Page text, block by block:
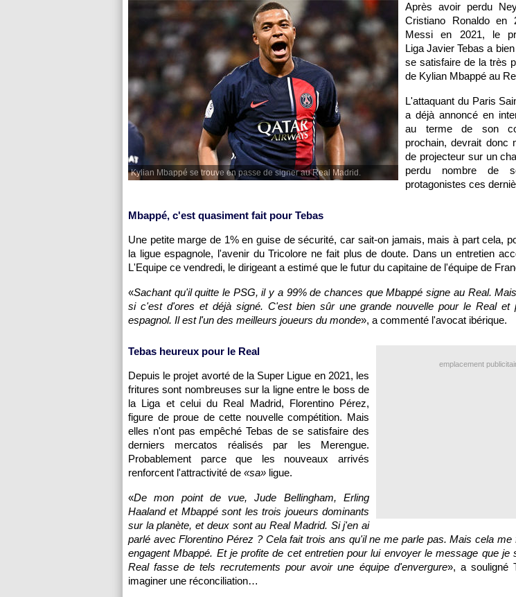
Kylian Mbappé se trouve en passe de signer au Real Madrid.
Après avoir perdu
Cristiano Ronaldo en
Messi en 2021, le
Liga Javier Tebas a
se satisfaire de la très
de Kylian Mbappé au
L'attaquant du Paris
a déjà annoncé en
au terme de son
prochain, devrait donc
de projecteur sur un
perdu nombre de
protagonistes ces
Mbappé, c'est quasiment fait pour Tebas
Une petite marge de 1% en guise de sécurité, car sait-on jamais, mais à part cela,
la ligue espagnole, l'avenir du Tricolore ne fait plus de doute. Dans un entretien
L'Equipe ce vendredi, le dirigeant a estimé que le futur du capitaine de l'équipe de
«Sachant qu'il quitte le PSG, il y a 99% de chances que Mbappé signe au Real.
si c'est d'ores et déjà signé. C'est bien sûr une grande nouvelle pour le Real et
espagnol. Il est l'un des meilleurs joueurs du monde», a commenté l'avocat ibérique.
emplacement
Tebas heureux pour le Real
Depuis le projet avorté de la Super Ligue en 2021, les
fritures sont nombreuses sur la ligne entre le boss de
la Liga et celui du Real Madrid, Florentino Pérez,
figure de proue de cette nouvelle compétition. Mais
elles n'ont pas empêché Tebas de se satisfaire des
derniers mercatos réalisés par les Merengue.
Probablement parce que les nouveaux arrivés
renforcent l'attractivité de «sa» ligue.
«De mon point de vue, Jude Bellingham, Erling
Haaland et Mbappé sont les trois joueurs dominants
sur la planète, et deux sont au Real Madrid. Si j'en ai
parlé avec Florentino Pérez ? Cela fait trois ans qu'il ne me parle pas. Mais cela me
engagent Mbappé. Et je profite de cet entretien pour lui envoyer le message que je
Real fasse de tels recrutements pour avoir une équipe d'envergure», a souligné
imaginer une réconciliation…